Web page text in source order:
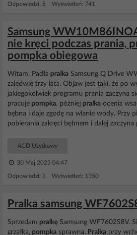
Odpowiedzi: 8 Wyświetleń: 741
Samsung
nie kręci podczas prania,
pompka obiegowa
Witam. Padła pralka Samsung Q Drive
zaledwie trzy lata. Objaw jest taki, że po
jakiegokolwiek programu prania zaczyna
pracuje pompka, później pralka ocenia
bębna i daje zgodę na wlanie wody. Przy
pobierania zakręci bębnem i dalej zaczyna
AGD Użytkowy
30 Maj 2023 04:47
Odpowiedzi: 3 Wyświetleń: 1350
Pralka samsung
Sprzedam pralkę Samsung WF7602S8V.
grzałka, pompka sprawna. Pralka przy